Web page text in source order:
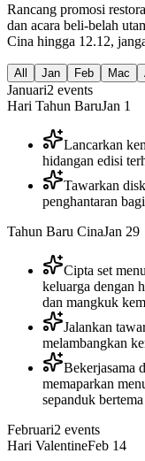
Rancang promosi
dan acara beli-belah
Cina hingga 12.12,
All Jan Feb Mac
Januari2 events
Hari Tahun BaruJan 1
Lancarkan
hidangan edisi
Tawarkan
penghantaran
Tahun Baru CinaJan 29
Cipta set
keluarga dengan
dan mangkuk
Jalankan
melambangkan
Bekerjasama
memaparkan
sepanduk
Februari2 events
Hari ValentineFeb 14